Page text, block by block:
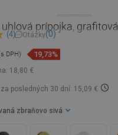
prípojka,
(4) Otázky(0)
18,80 €
DPH) 19,73%
posledných 30 dní: 15,09 €
zbraňovo sivá